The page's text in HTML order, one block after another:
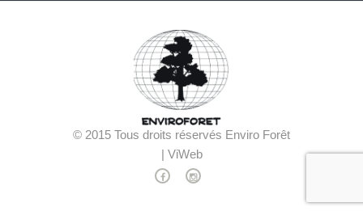
© 2015 Tous droits réservés Enviro Forêt
| ViWeb